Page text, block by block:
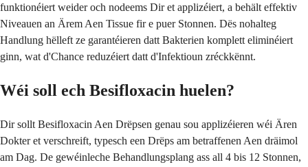
funktionéiert weider och nodeems Dir et applizéiert, a behält effektiv
Niveauen an Ärem Aen Tissue fir e puer Stonnen. Dës nohalteg
Handlung hëlleft ze garantéieren datt Bakterien komplett eliminéiert
ginn, wat d'Chance reduzéiert datt d'Infektioun zréckkënnt.
Wéi soll ech Besifloxacin huelen?
Dir sollt Besifloxacin Aen Drëpsen genau sou applizéieren wéi Ären
Dokter et verschreift, typesch een Drëps am betraffenen Aen dräimol
am Dag. De gewéinleche Behandlungsplang ass all 4 bis 12 Stonnen,